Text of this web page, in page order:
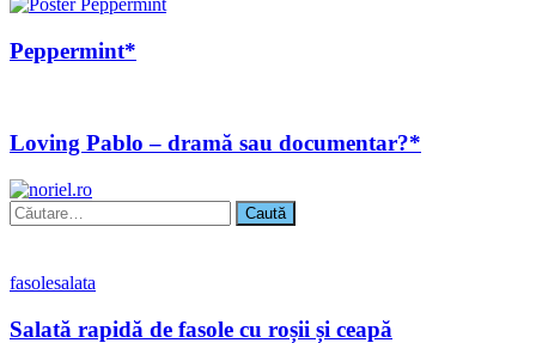
Peppermint*
Loving Pablo – dramă sau documentar?*
Caută
după:
fasolesalata
Salată rapidă de fasole cu roșii și ceapă